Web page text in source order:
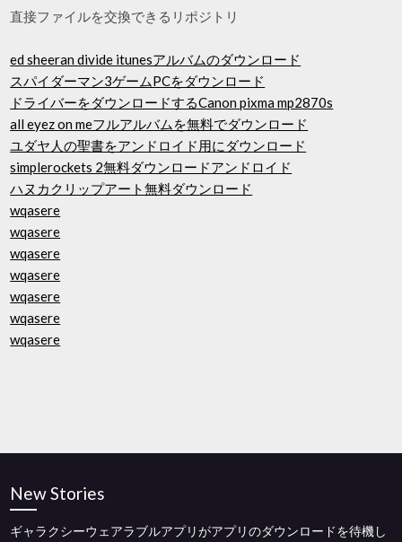
直接ファイルを交換できるリポジトリ
ed sheeran divide itunesアルバムのダウンロード
スパイダーマン3ゲームPCをダウンロード
ドライバーをダウンロードするCanon pixma mp2870s
all eyez on meフルアルバムを無料でダウンロード
ユダヤ人の聖書をアンドロイド用にダウンロード
simplerockets 2無料ダウンロードアンドロイド
ハヌカクリップアート無料ダウンロード
wqasere
wqasere
wqasere
wqasere
wqasere
wqasere
wqasere
New Stories
ギャラクシーウェアラブルアプリがアプリのダウンロードを待機し